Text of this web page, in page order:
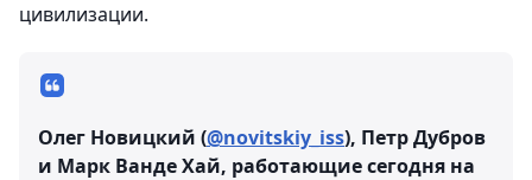
цивилизации.
Олег Новицкий (@novitskiy_iss), Петр Дубров
и Марк Ванде Хай, работающие сегодня на